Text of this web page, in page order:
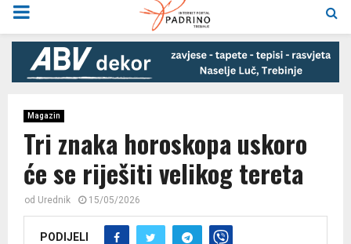
PRIMARY
MENU
Magazin
Tri znaka horoskopa uskoro
će se riješiti velikog tereta
od Urednik 15/05/2026
PODIJELI